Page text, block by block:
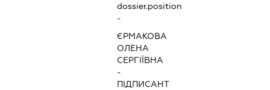
dossier.position
-
ЄРМАКОВА
ОЛЕНА
СЕРГІЇВНА
-
ПІДПИСАНТ